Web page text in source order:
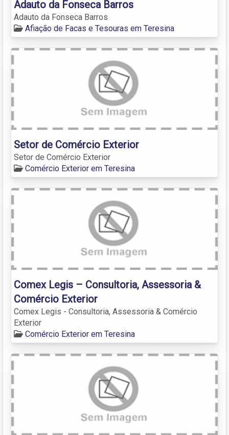
Adauto da Fonseca Barros
Adauto da Fonseca Barros
Afiação de Facas e Tesouras em Teresina
Setor de Comércio Exterior
Setor de Comércio Exterior
Comércio Exterior em Teresina
Comex Legis – Consultoria, Assessoria &
Comércio Exterior
Comex Legis - Consultoria, Assessoria & Comércio
Exterior
Comércio Exterior em Teresina